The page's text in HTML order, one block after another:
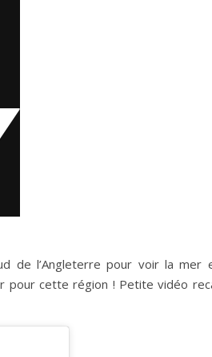
de l’Angleterre pour voir la mer
pour cette région ! Petite vidéo